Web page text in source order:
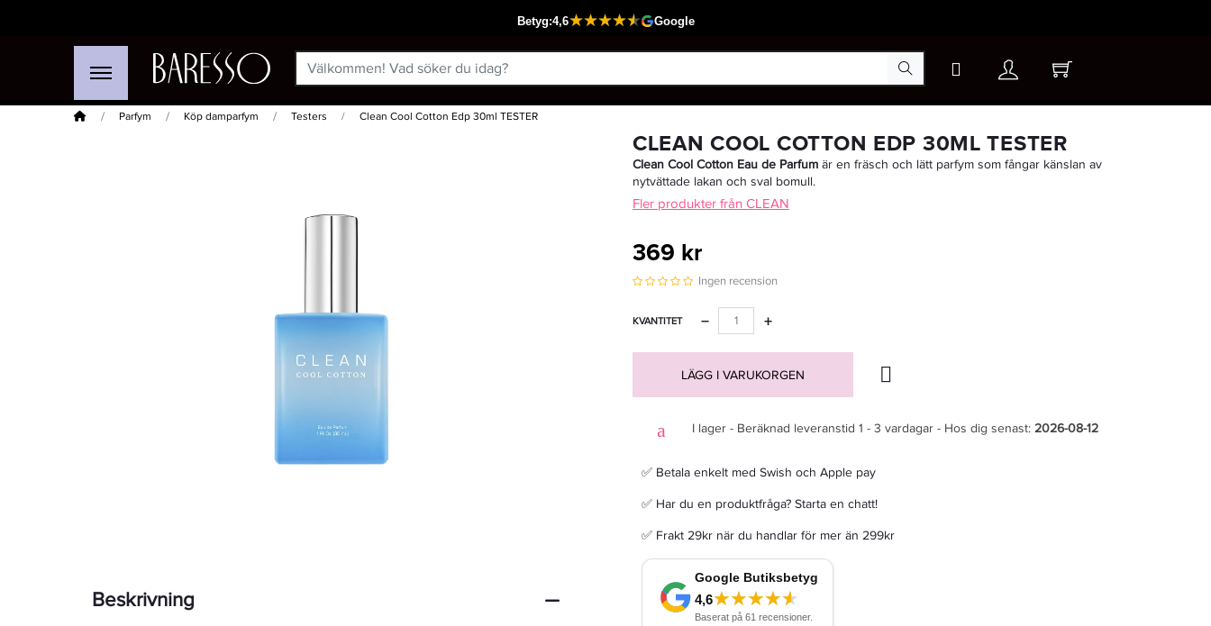
Hem Parfym Köp damparfym Testers Clean Cool Cotton Edp 30ml TESTER
Passar din varukorg
Davidoff Cool Water Woman Edt 100ml ( TESTER )
248,75 kr
Beskrivning
CLEAN COOL COTTON EDP 30ML TESTER
Clean Cool Cotton Eau de Parfum är en fräsch och lätt parfym som fångar känslan av
nytvättade lakan och sval bomull.
Fler produkter från CLEAN
369 kr
Ingen recension
KVANTITET +
−
LÄGG I VARUKORGEN
I lager - Beräknad leveranstid 1 - 3 vardagar - Hos dig senast: 2026-08-12
✅ Betala enkelt med Swish och Apple pay
✅ Har du en produktfråga? Starta en chatt!
✅ Frakt 29kr när du handlar för mer än 299kr